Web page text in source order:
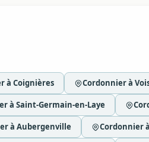
à Coignières Cordonnier à
à Saint-Germain-en-Laye
à Aubergenville Cordonnier